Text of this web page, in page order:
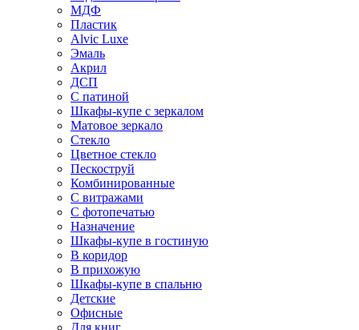
МДФ
Пластик
Alvic Luxe
Эмаль
Акрил
ДСП
С патиной
Шкафы-купе с зеркалом
Матовое зеркало
Стекло
Цветное стекло
Пескоструй
Комбинированные
С витражами
С фотопечатью
Назначение
Шкафы-купе в гостиную
В коридор
В прихожую
Шкафы-купе в спальню
Детские
Офисные
Для книг